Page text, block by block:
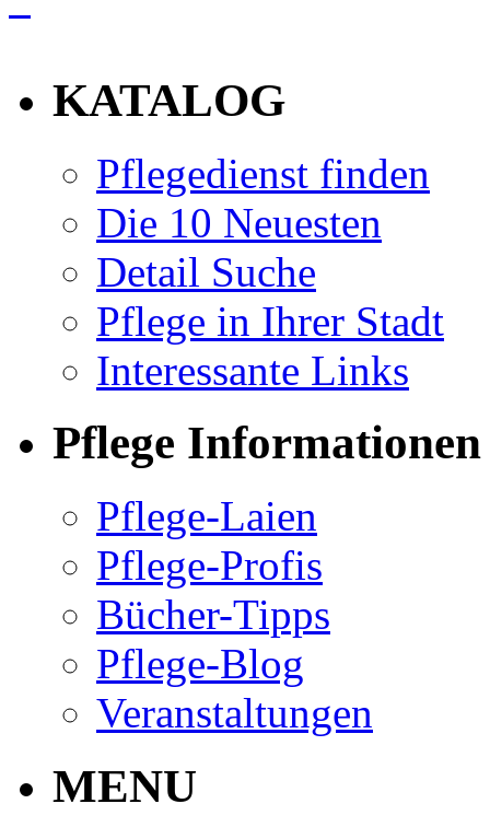
KATALOG
Pflegedienst finden
Die 10 Neuesten
Detail Suche
Pflege in Ihrer Stadt
Interessante Links
Pflege Informationen
Pflege-Laien
Pflege-Profis
Bücher-Tipps
Pflege-Blog
Veranstaltungen
MENU